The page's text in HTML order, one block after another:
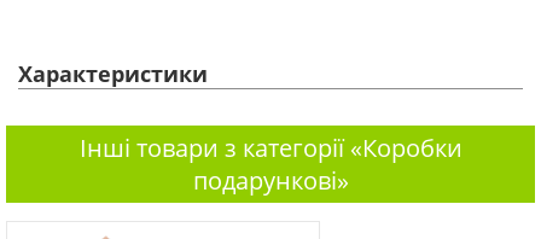
Характеристики
Інші товари з категорії «Коробки
подарункові»